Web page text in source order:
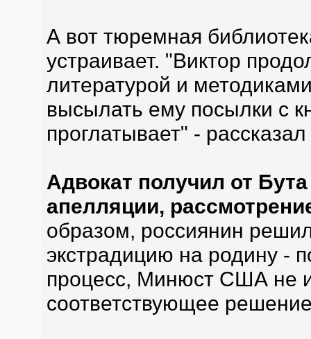
А вот тюремная
устраивает. "Виктор
литературой и
высылать ему посылки с
проглатывает" -
Адвокат получил от
апелляции,
образом, россиянин
экстрадицию на родину -
процесс, Минюст США не
соответствующее